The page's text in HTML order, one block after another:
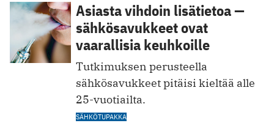
Asiasta vihdoin lisätietoa —
sähkösavukkeet ovat
vaarallisia keuhkoille
Tutkimuksen perusteella
sähkösavukkeet pitäisi kieltää alle
25-vuotiailta.
SÄHKÖTUPAKKA